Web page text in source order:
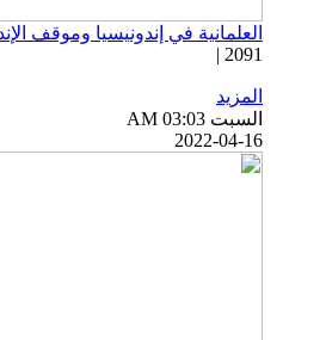
العلمانية في إندونيسيا وموقف
2091 |
المزيد
السبت AM 03:03
2022-04-16